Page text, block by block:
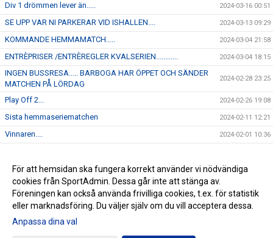
Div 1 drömmen lever än..... 2024-03-16 00:51
SE UPP VAR NI PARKERAR VID ISHALLEN.... 2024-03-13 09:29
KOMMANDE HEMMAMATCH..... 2024-03-04 21:58
ENTRÈPRISER /ENTRÈREGLER KVALSERIEN............ 2024-03-04 18:15
INGEN BUSSRESA..... BARBOGA HAR ÖPPET OCH SÄNDER
MATCHEN PÅ LÖRDAG
2024-02-28 23:25
Play Off 2... 2024-02-26 19:08
Sista hemmaseriematchen 2024-02-11 12:21
Vinnaren.... 2024-02-01 10:36
Kommande hemmamatch..... 2024-01-22 12:45
NYHET... 2024-01-16 16:23
För att hemsidan ska fungera korrekt använder vi nödvändiga
cookies från SportAdmin. Dessa går inte att stänga av.
Föreningen kan också använda frivilliga cookies, t.ex. för statistik
eller marknadsföring. Du väljer själv om du vill acceptera dessa.
Anpassa dina val